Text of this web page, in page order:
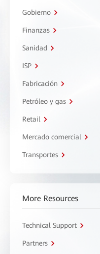
Gobierno
Finanzas
Sanidad
ISP
Fabricación
Petróleo y gas
Retail
Mercado comercial
Transportes
More Resources
Technical Support
Partners